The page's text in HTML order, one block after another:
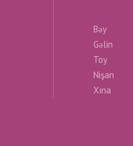
Bəy
Gəlin
Toy
Nişan
Xına